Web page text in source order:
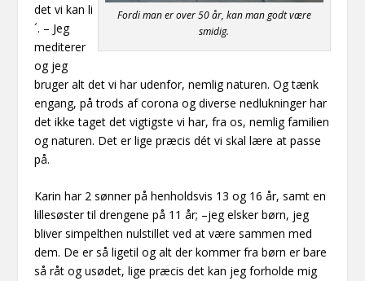
Fordi man er over 50 år, kan man godt være
smidig.
det vi kan li
´. – Jeg
mediterer
og jeg
bruger alt det vi har udenfor, nemlig naturen. Og tænk
engang, på trods afcorona og diverse nedlukninger har
det ikke taget det vigtigste vi har, fra os, nemlig familien
og naturen. Det er lige præcis dét vi skal lære at passe
på.
Karin har 2 sønner på henholdsvis 13 og 16 år, samt en
lillesøster til drengene på 11år; –jeg elsker børn, jeg
bliver simpelthen nulstillet ved at være sammen med
dem. De er så ligetil og alt der kommer fra børn er bare
så råt og usødet, lige præcis det kan jeg forholde mig